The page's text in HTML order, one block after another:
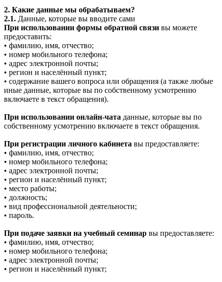
2. Какие данные мы обрабатываем?
2.1. Данные, которые вы вводите сами
При использовании формы обратной связи вы можете
предоставить:
• фамилию, имя, отчество;
• номер мобильного телефона;
• адрес электронной почты;
• регион и населённый пункт;
• содержание вашего вопроса или обращения (а также любые
иные данные, которые вы по собственному усмотрению
включаете в текст обращения).
При использовании онлайн-чата данные, которые вы по
собственному усмотрению включаете в текст обращения.
При регистрации личного кабинета вы предоставляете:
• фамилию, имя, отчество;
• номер мобильного телефона;
• адрес электронной почты;
• регион и населённый пункт;
• место работы;
• должность;
• вид профессиональной деятельности;
• пароль.
При подаче заявки на учебный семинар вы предоставляете:
• фамилию, имя, отчество;
• номер мобильного телефона;
• адрес электронной почты;
• регион и населённый пункт;